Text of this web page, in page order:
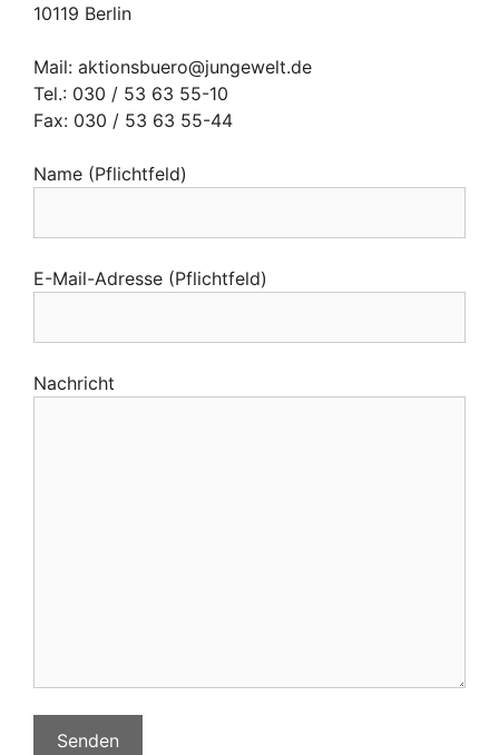
10119 Berlin
Mail: aktionsbuero@jungewelt.de
Tel.: 030 / 53 63 55-10
Fax: 030 / 53 63 55-44
Name (Pflichtfeld)
E-Mail-Adresse (Pflichtfeld)
Nachricht